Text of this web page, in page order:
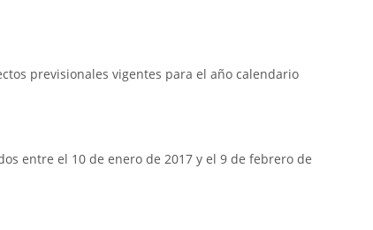
previsionales vigentes para el año calendario
entre el 10 de enero de 2017 y el 9 de febrero de